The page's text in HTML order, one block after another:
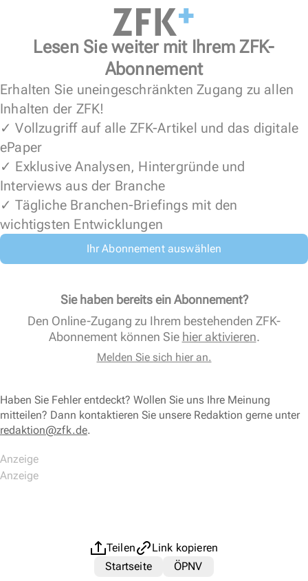
Lesen Sie weiter mit Ihrem ZFK-
Abonnement
Erhalten Sie uneingeschränkten Zugang zu allen
Inhalten der ZFK!
✓ Vollzugriff auf alle ZFK-Artikel und das digitale
ePaper
✓ Exklusive Analysen, Hintergründe und
Interviews aus der Branche
✓ Tägliche Branchen-Briefings mit den
wichtigsten Entwicklungen
Ihr Abonnement auswählen
Sie haben bereits ein Abonnement?
Den Online-Zugang zu Ihrem bestehenden ZFK-
Abonnement können Sie hier aktivieren.
Melden Sie sich hier an.
Haben Sie Fehler entdeckt? Wollen Sie uns Ihre Meinung
mitteilen? Dann kontaktieren Sie unsere Redaktion gerne unter
redaktion@zfk.de.
Teilen
Link kopieren
Startseite
ÖPNV